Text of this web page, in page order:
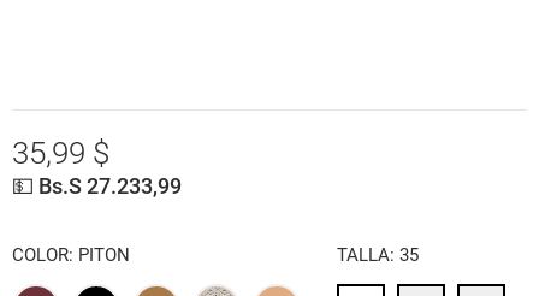
35,99 $
💵 Bs.S 27.233,99
COLOR: PITON TALLA: 35